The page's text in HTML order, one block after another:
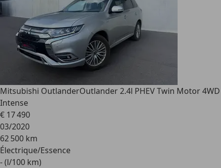
Mitsubishi OutlanderOutlander 2.4l PHEV Twin Motor 4WD
Intense
€ 17 490
03/2020
62 500 km
Électrique/Essence
- (l/100 km)